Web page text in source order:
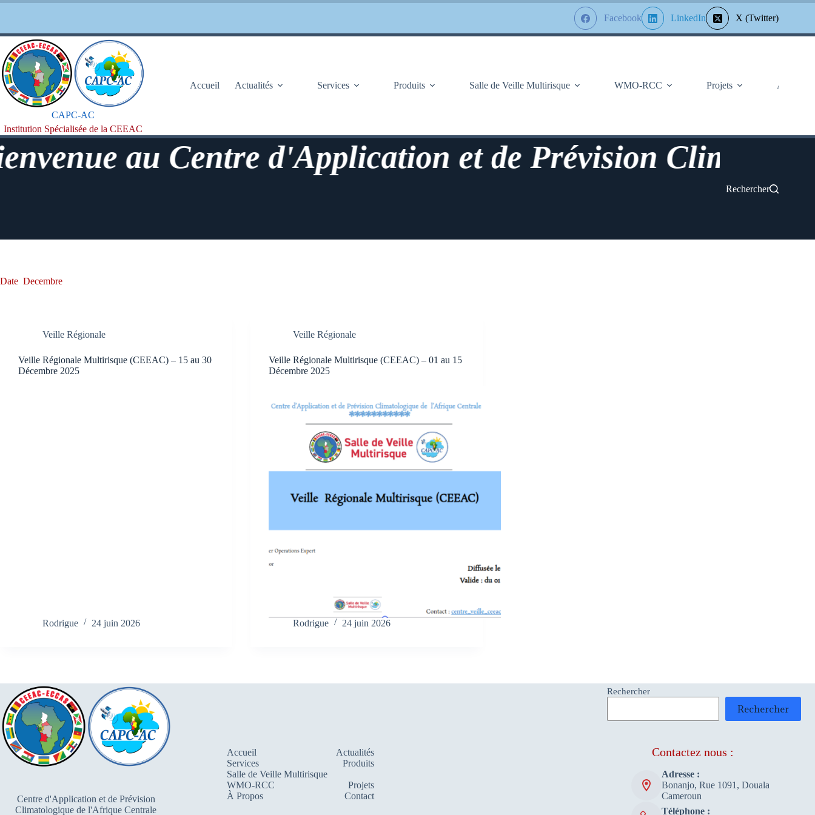
Passer
Facebook LinkedIn X (Twitter)
CAPC-AC
Institution Spécialisée de la CEEAC
Accueil Actualités Services Produits Salle de Veille Multirisque WMO-RCC Projets À Propos
au Centre d'Application et de Prévision
Rechercher
Date Decembre
Veille Régionale
Veille Régionale Multirisque (CEEAC) – 15 au 30
Décembre 2025
Rodrigue 24 juin 2026
Veille Régionale
Veille Régionale Multirisque (CEEAC) – 01 au 15
Décembre 2025
Rodrigue 24 juin 2026
Centre d'Application et de Prévision
Climatologique de l'Afrique Centrale
Accueil
Actualités
Services
Produits
Salle de Veille Multirisque
WMO-RCC
Projets
À Propos
Contact
Rechercher
Rechercher
Contactez nous :
Adresse :
Bonanjo, Rue 1091, Douala
Cameroun
Téléphone :